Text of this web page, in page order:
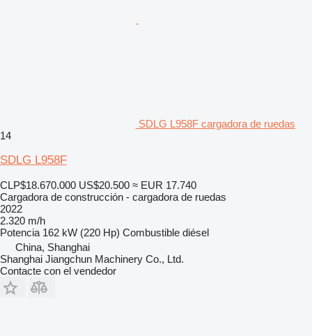
SDLG L958F cargadora de ruedas
14
SDLG L958F
CLP$18.670.000 US$20.500 ≈ EUR 17.740
Cargadora de construcción - cargadora de ruedas
2022
2.320 m/h
Potencia 162 kW (220 Hp) Combustible diésel
China, Shanghai
Shanghai Jiangchun Machinery Co., Ltd.
Contacte con el vendedor